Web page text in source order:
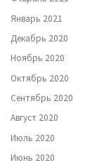
Январь 2021
Декабрь 2020
Ноябрь 2020
Октябрь 2020
Сентябрь 2020
Август 2020
Июль 2020
Июнь 2020